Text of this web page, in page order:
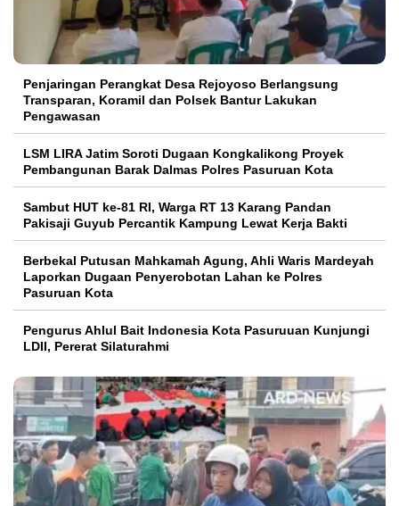
Penjaringan Perangkat Desa Rejoyoso Berlangsung
Transparan, Koramil dan Polsek Bantur Lakukan
Pengawasan
LSM LIRA Jatim Soroti Dugaan Kongkalikong Proyek
Pembangunan Barak Dalmas Polres Pasuruan Kota
Sambut HUT ke-81 RI, Warga RT 13 Karang Pandan
Pakisaji Guyub Percantik Kampung Lewat Kerja Bakti
Berbekal Putusan Mahkamah Agung, Ahli Waris Mardeyah
Laporkan Dugaan Penyerobotan Lahan ke Polres
Pasuruan Kota
Pengurus Ahlul Bait Indonesia Kota Pasuruuan Kunjungi
LDII, Pererat Silaturahmi